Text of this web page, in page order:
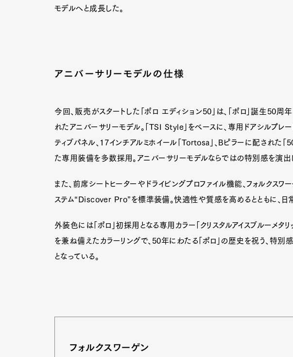
モデルへと成長した。
アニバーサリーモデルの仕様
今回、販売がスタートした「ポロ エディション50」は、「ポロ」誕生50周
れたアニバーサリーモデル。「TSI Style」をベースに、専用ドアシルプレ
ティブパネル、17インチアルミホイール「Tortosa」、Bピラーに配された
た専用装備を多数採用。アニバーサリーモデルならではの特別感を演出
また、前席シートヒーターやドライビングプロファイル機能、フォルクスワ
ステム“Discover Pro”を標準装備。快適性や質感を高めるとともに、日
外装色には「ポロ」初採用となる専用カラー「クリスタルアイスブルーメタ
を兼ね備えたカラーリングで、50年にわたる「ポロ」の歴史を祝う、特別
となっている。
フォルクスワーゲン